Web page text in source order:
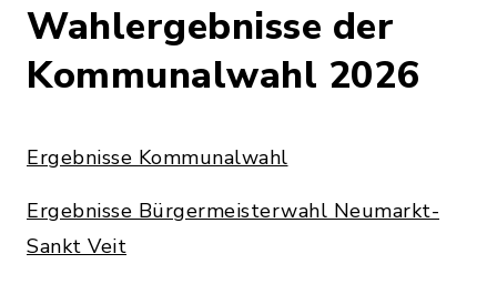
Wahlergebnisse der
Kommunalwahl 2026
Ergebnisse Kommunalwahl
Ergebnisse Bürgermeisterwahl Neumarkt-
Sankt Veit